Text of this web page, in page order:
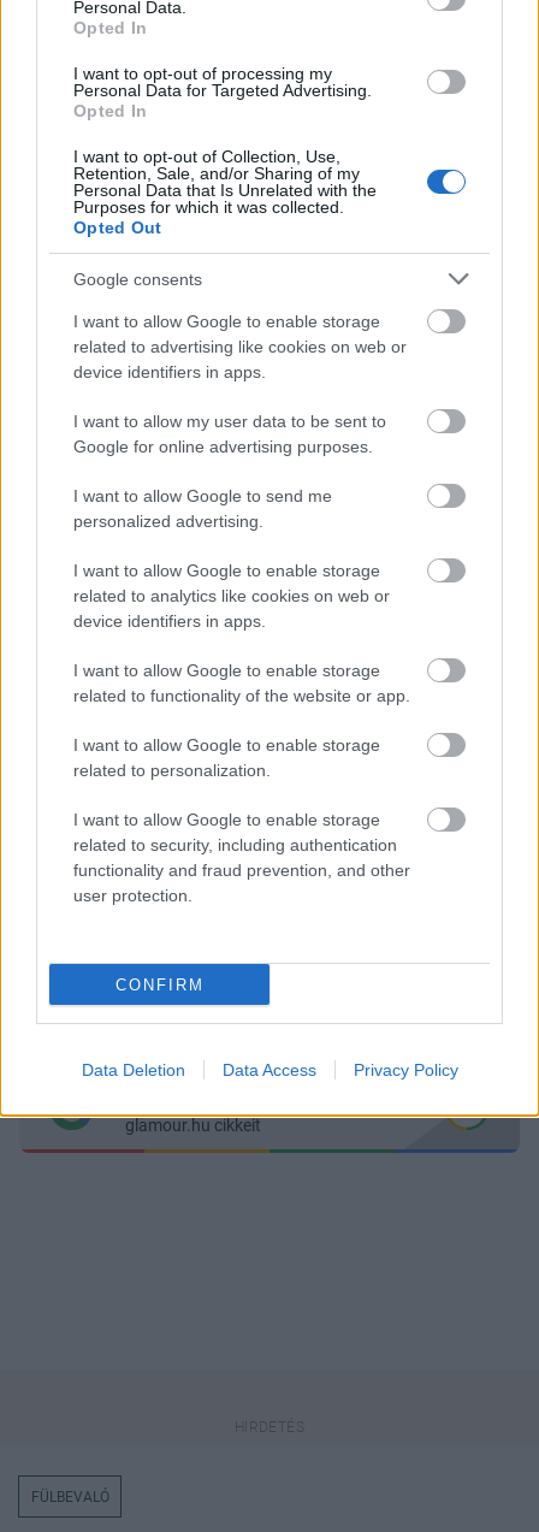
Personal Data.
Opted In
I want to opt-out of processing my
Personal Data for Targeted Advertising.
Opted In
I want to opt-out of Collection, Use,
Retention, Sale, and/or Sharing of my
Personal Data that Is Unrelated with the
Purposes for which it was collected.
Opted Out
Google consents
I want to allow Google to enable storage
related to advertising like cookies on web or
device identifiers in apps.
I want to allow my user data to be sent to
Google for online advertising purposes.
I want to allow Google to send me
personalized advertising.
I want to allow Google to enable storage
related to analytics like cookies on web or
device identifiers in apps.
I want to allow Google to enable storage
related to functionality of the website or app.
I want to allow Google to enable storage
related to personalization.
I want to allow Google to enable storage
related to security, including authentication
functionality and fraud prevention, and other
user protection.
CONFIRM
Data Deletion Data Access Privacy Policy
+ 6
Megosztás
Messengeren
glamour.hu cikkeit
FÜLBEVALÓ